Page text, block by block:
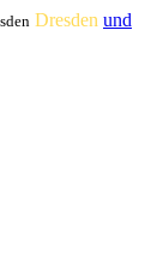
Dresden und